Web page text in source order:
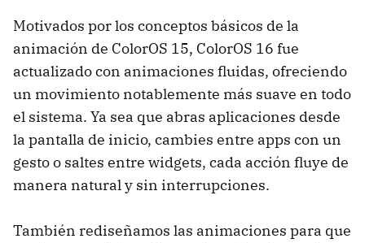
Motivados por los conceptos básicos de la
animación de ColorOS 15, ColorOS 16 fue
actualizado con animaciones fluidas, ofreciendo
un movimiento notablemente más suave en todo
el sistema. Ya sea que abras aplicaciones desde
la pantalla de inicio, cambies entre apps con un
gesto o saltes entre widgets, cada acción fluye de
manera natural y sin interrupciones.
También rediseñamos las animaciones para que